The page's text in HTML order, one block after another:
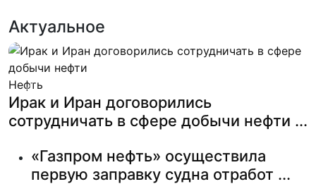
Актуальное
Нефть
Ирак и Иран договорились
сотрудничать в сфере добычи нефти ...
Previous
«Газпром нефть» осуществила
первую заправку судна отработ ...